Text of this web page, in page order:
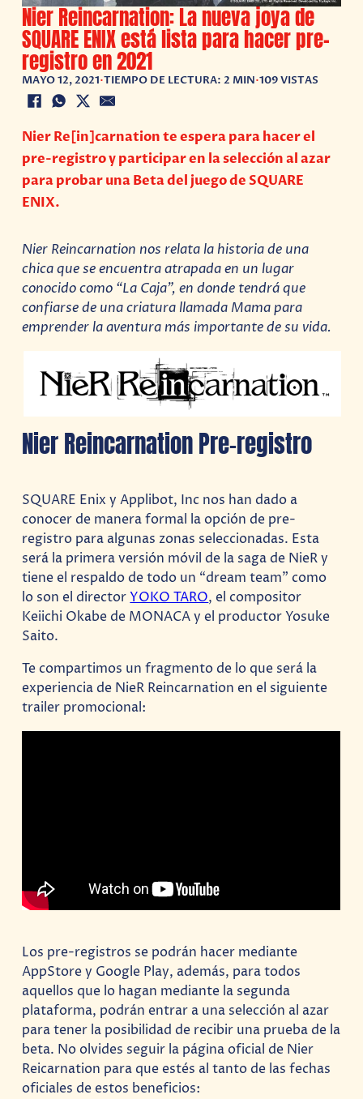
Nier Reincarnation: La nueva joya de
SQUARE ENIX está lista para hacer pre-
registro en 2021
MAYO 12, 2021•TIEMPO DE LECTURA: 2 MIN•109 VISTAS
Nier Re[in]carnation te espera para hacer el
pre-registro y participar en la selección al azar
para probar una Beta del juego de SQUARE
ENIX.
Nier Reincarnation nos relata la historia de una
chica que se encuentra atrapada en un lugar
conocido como “La Caja”, en donde tendrá que
confiarse de una criatura llamada Mama para
emprender la aventura más importante de su vida.
Nier Reincarnation Pre-registro
SQUARE Enix y Applibot, Inc nos han dado a
conocer de manera formal la opción de pre-
registro para algunas zonas seleccionadas. Esta
será la primera versión móvil de la saga de NieR y
tiene el respaldo de todo un “dream team” como
lo son el directorYOKO TARO, el compositor
Keiichi Okabe de MONACA y el productor Yosuke
Saito.
Te compartimos un fragmento de lo que será la
experiencia de NieR Reincarnation en el siguiente
trailer promocional:
Los pre-registros se podrán hacer mediante
AppStore y Google Play, además, para todos
aquellos que lo hagan mediante la segunda
plataforma, podrán entrar a una selección al azar
para tener la posibilidad de recibir una prueba de la
beta. No olvides seguir la página oficial de Nier
Reicarnation para que estés al tanto de las fechas
oficiales de estos beneficios: